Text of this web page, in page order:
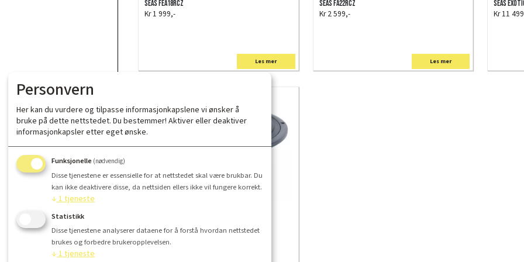
SEAS FEA18RCZ
Kr 1 999,-
Les mer
SEAS FA22RCZ
Kr 2 599,-
Les mer
SEAS
Kr 11
SEAS EXOTIC F8 - 8 Ohm
Kr 11 499,-
Personvern
Her kan du vurdere og tilpasse informasjonkapslene vi ønsker å
bruke på dette nettstedet. Du bestemmer! Aktiver eller deaktiver
informasjonkapsler etter eget ønske.
Funksjonelle (nødvendig)
Disse tjenestene er essensielle for at nettstedet skal være brukbar. Du
kan ikke deaktivere disse, da nettsiden ellers ikke vil fungere korrekt.
↓ 1tjeneste
Statistikk
Disse tjenestene analyserer dataene for å forstå hvordan nettstedet
brukes og forbedre brukeropplevelsen.
↓ 1tjeneste